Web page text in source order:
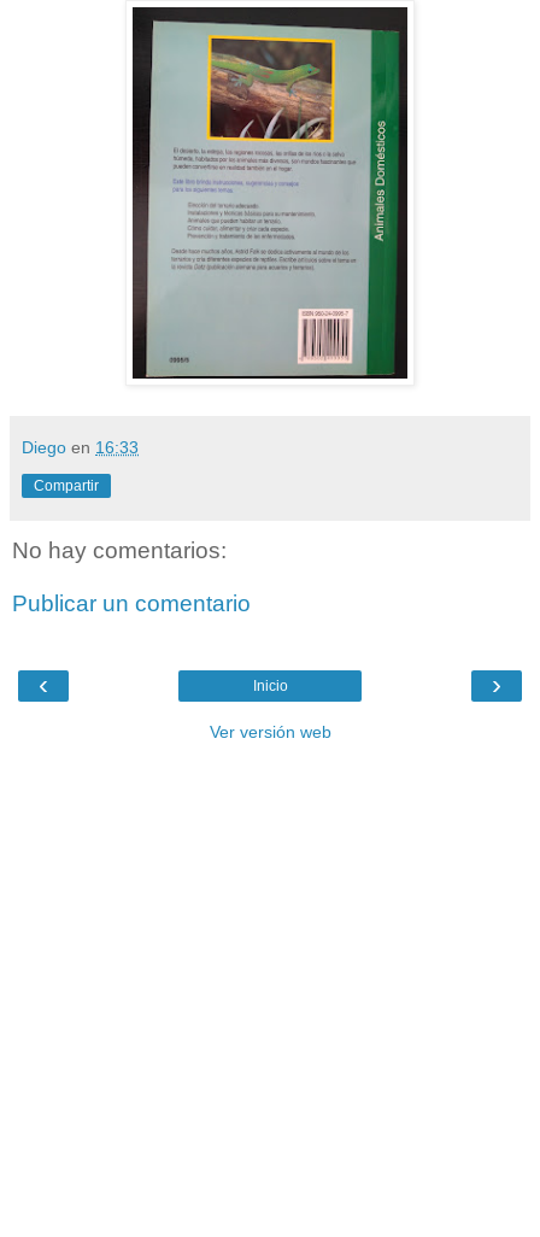
Diego en 16:33
Compartir
No hay comentarios:
Publicar un comentario
‹ ›
Inicio
Ver versión web